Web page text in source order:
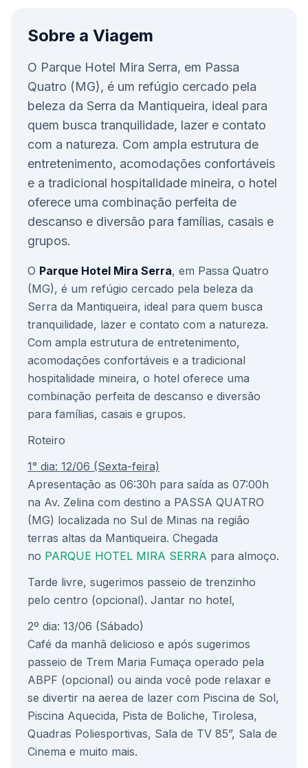
Sobre a Viagem
O Parque Hotel Mira Serra, em Passa
Quatro (MG), é um refúgio cercado pela
beleza da Serra da Mantiqueira, ideal para
quem busca tranquilidade, lazer e contato
com a natureza. Com ampla estrutura de
entretenimento, acomodações confortáveis
e a tradicional hospitalidade mineira, o hotel
oferece uma combinação perfeita de
descanso e diversão para famílias, casais e
grupos.
O Parque Hotel Mira Serra, em Passa Quatro
(MG), é um refúgio cercado pela beleza da
Serra da Mantiqueira, ideal para quem busca
tranquilidade, lazer e contato com a natureza.
Com ampla estrutura de entretenimento,
acomodações confortáveis e a tradicional
hospitalidade mineira, o hotel oferece uma
combinação perfeita de descanso e diversão
para famílias, casais e grupos.
Roteiro
1° dia: 12/06 (Sexta-feira)
Apresentação as 06:30h para saída as 07:00h
na Av. Zelina com destino a PASSA QUATRO
(MG) localizada no Sul de Minas na região
terras altas da Mantiqueira. Chegada
no PARQUE HOTEL MIRA SERRA para almoço.
Tarde livre, sugerimos passeio de trenzinho
pelo centro (opcional). Jantar no hotel,
2º dia: 13/06 (Sábado)
Café da manhã delicioso e após sugerimos
passeio de Trem Maria Fumaça operado pela
ABPF (opcional) ou ainda você pode relaxar e
se divertir na aerea de lazer com Piscina de Sol,
Piscina Aquecida, Pista de Boliche, Tirolesa,
Quadras Poliesportivas, Sala de TV 85”, Sala de
Cinema e muito mais.